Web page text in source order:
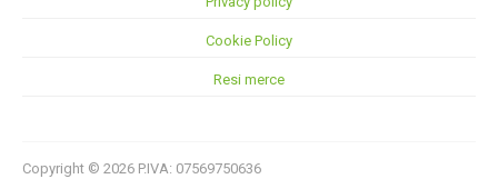
Cookie Policy
Resi merce
Copyright © 2026 P.IVA: 07569750636